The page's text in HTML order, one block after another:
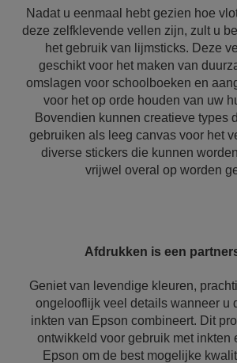
Nadat u eenmaal hebt gezien hoe
deze zelfklevende vellen zijn, zult u
het gebruik van lijmsticks. Deze
geschikt voor het maken van
omslagen voor schoolboeken en
voor het op orde houden van uw
Bovendien kunnen creatieve types
gebruiken als leeg canvas voor het
diverse stickers die kunnen
vrijwel overal op worden
Afdrukken is een
Geniet van levendige kleuren,
ongelooflijk veel details wanneer u
inkten van Epson combineert. Dit
ontwikkeld voor gebruik met inkten
Epson om de best mogelijke